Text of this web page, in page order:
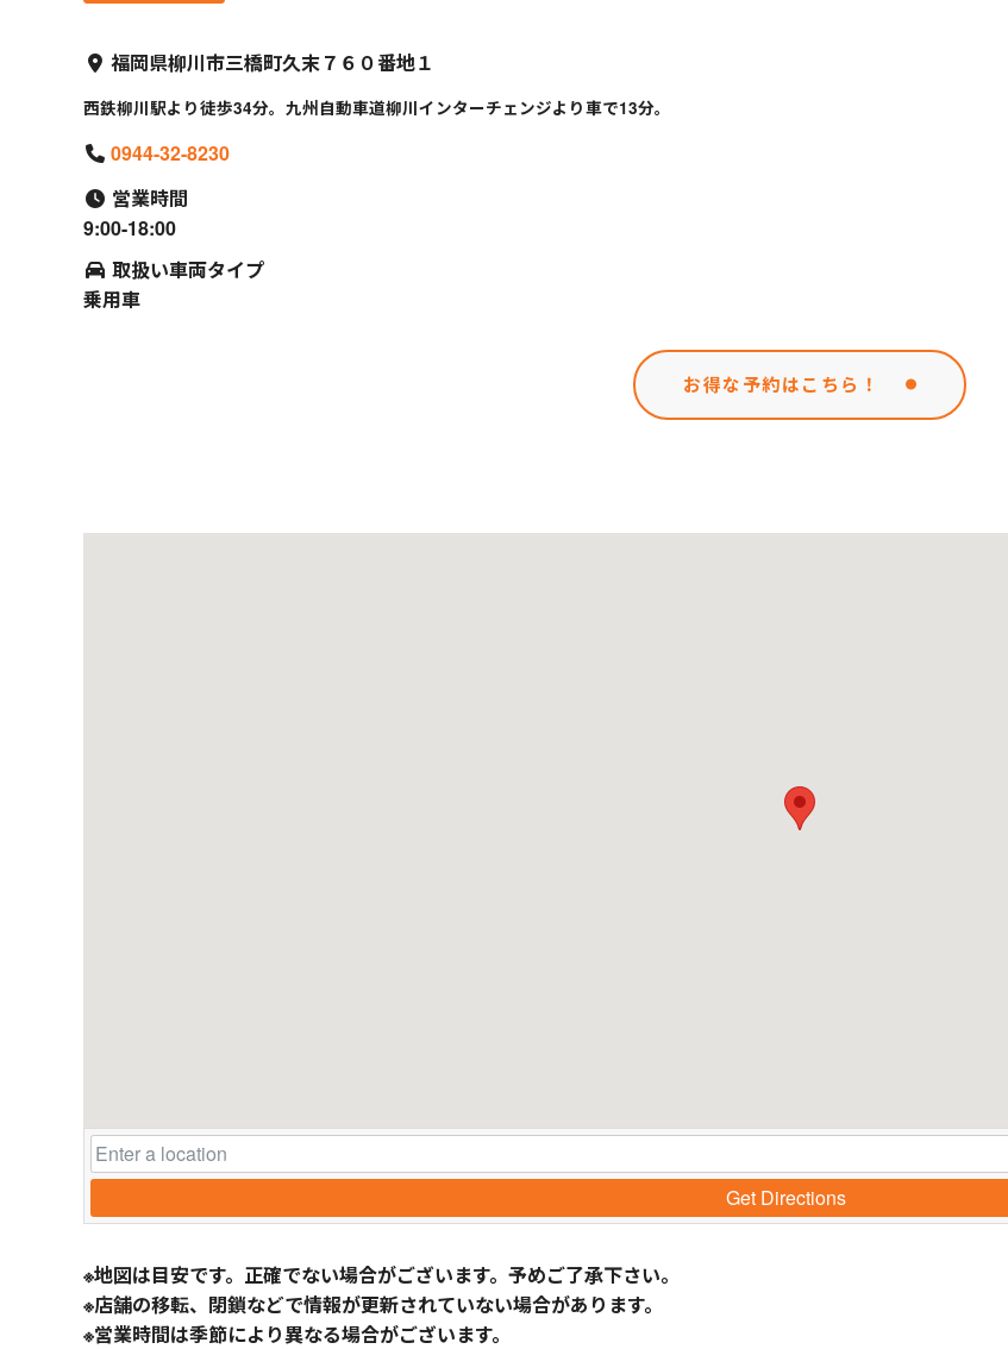
福岡県柳川市三橋町久末７６０番地１
西鉄柳川駅より徒歩34分。九州自動車道柳川インターチェンジより車で13分。
0944-32-8230
営業時間
9:00-18:00
取扱い車両タイプ
乗用車
お得な予約はこちら！
Get Directions
※地図は目安です。正確でない場合がございます。予めご了承下さい。
※店舗の移転、閉鎖などで情報が更新されていない場合があります。
※営業時間は季節により異なる場合がございます。